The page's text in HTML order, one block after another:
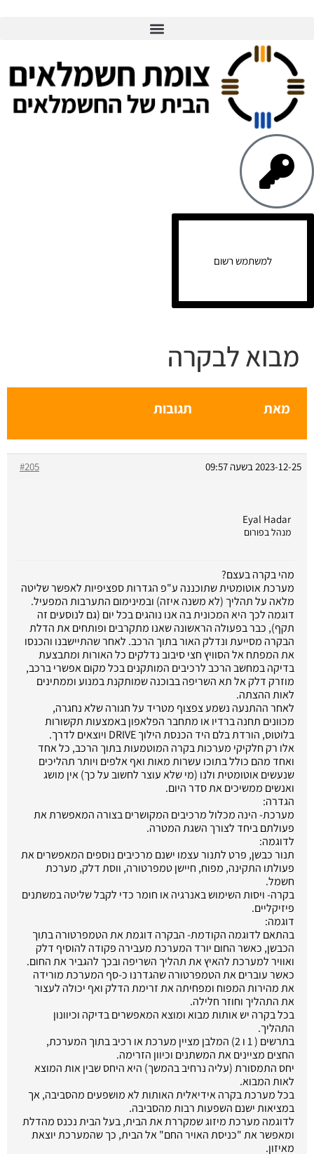
למשתמש רשום
מבוא לבקרה
מאת תגובות
2023-12-25 בשעה 09:57 #205
Eyal Hadar
מנהל בפורום
מהי בקרה בעצם?
מערכת אוטומטית שתוכננה ע"פ הגדרות ספציפיות לאפשר שליטה
מלאה על תהליך (לא משנה איזה) ובמינימום התערבות המפעיל.
דוגמה לכך היא המכונית בה אנו נוהגים בכל יום (גם לנוסעים זה
תקף), כבר בפעולה הראשונה שאנו מתקרבים ופותחים את הדלת
הבקרה מסייעת ונדלק האור בתוך הרכב. לאחר שהתיישבנו והכנסו
את המפתח אל הסוויץ חצי סיבוב נדלקים כל האורות ומתבצעת
בדיקה במחשב הרכב לרכיבים המותקנים בכל מקום אפשרי ברכב,
מוזרק דלק אל תא השריפה בבוכנה שמותקנת במנוע וממתינים
לאות ההצתה.
לאחר ההתנעה נשמע צפצוף מטריד על חגורה שלא נחגרה,
מכוונים תחנה ברדיו או מתחבר הפלאפון באמצעות תקשורות
בלוטוס, הורדת בלם היד הכנסת הילוך DRIVE ויוצאים לדרך.
אלו רק חלקיקי מערכות בקרה המוטמעות בתוך הרכב, כל אחד
ואחד מהם כולל בתוכו עשרות מאות ואף אלפים ויותר תהליכים
שנעשים אוטומטית ולנו (מי שלא עוצר לחשוב על כך) אין מושג
ואנשים ממשיכים את סדר היום.
הגדרה:
מערכת- הינה מכלול מרכיבים המקושרים בצורה המאפשרת את
פעולתם ביחד לצורך השגת המטרה.
לדוגמה:
תנור כבשן, פרט לתנור עצמו ישנם מרכיבים נוספים המאפשרים את
פעולתו התקינה, מפוח, חיישן טמפרטורה, ווסת דלק, מערכת
חשמל.
בקרה- ויסות השימוש באנרגיה או חומר כדי לקבל שליטה במשתנים
פיזיקליים.
דוגמה:
בהתאם לדוגמה הקודמת- הבקרה דוגמת את הטמפרטורה בתוך
הכבשן, כאשר החום יורד המערכת מעבירה פקודה להוסיף דלק
ואוויר למערכת להאיץ את תהליך השריפה ובכך להגביר את החום.
כאשר עוברים את הטמפרטורה שהגדרנו כ-סף המערכת מורידה
את מהירות המפוח ומפחיתה את זרימת הדלק ואף יכולה לעצור
את התהליך וחוזר חלילה.
בכל בקרה יש אותות מבוא ומוצא המאפשרים בדיקה וכיוונון
התהליך.
בתרשים ( 1 ו 2) המלבן מציין מערכת או רכיב בתוך המערכת,
החצים מציינים את המשתנים וכיוון הזרימה.
יחס התמסורת (עליה נרחיב בהמשך) היא היחס שבין אות המוצא
לאות המבוא.
בכל מערכת בקרה אידיאלית האותות לא מושפעים מהסביבה, אך
במציאות ישנם השפעות רבות מהסביבה.
לדוגמה מערכת מיזוג שמקררת את הבית, בעל הבית נכנס מהדלת
ומאפשר את "כניסת האויר החם" אל הבית, כך שהמערכת יוצאת
מאיזון.